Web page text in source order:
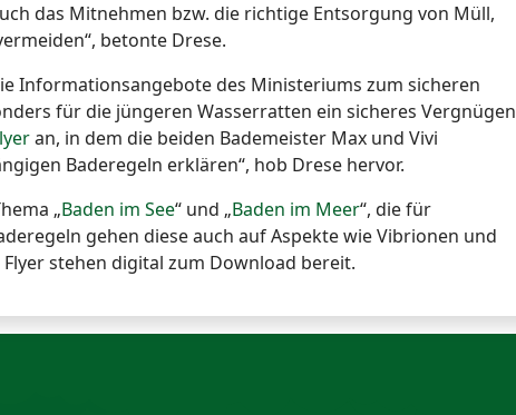
das Mitnehmen bzw. die richtige Entsorgung von Müll,
betonte Drese.
Informationsangebote des Ministeriums zum sicheren
für die jüngeren Wasserratten ein sicheres Vergnügen
an, in dem die beiden Bademeister Max und Vivi
Baderegeln erklären“, hob Drese hervor.
„Baden im See“ und „Baden im Meer“, die für
gehen diese auch auf Aspekte wie Vibrionen und
stehen digital zum Download bereit.